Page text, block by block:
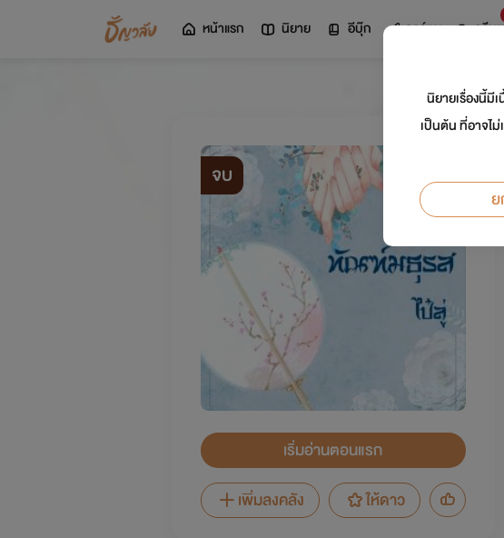
หน้าแรก นิยาย อีบุ๊ก การ์ตูน ดรีม
จบ
เริ่มอ่านตอนแรก
เพิ่มลงคลัง
ให้ดาว
นิยายเรื่องนี้มี
เป็นต้น ที่อาจไ
ย